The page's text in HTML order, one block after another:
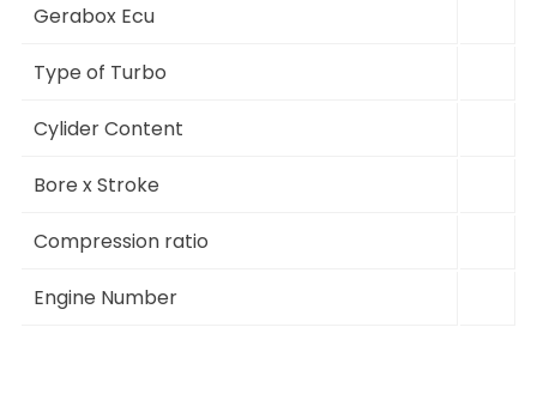
Gerabox Ecu
Type of Turbo
Cylider Content
Bore x Stroke
Compression ratio
Engine Number